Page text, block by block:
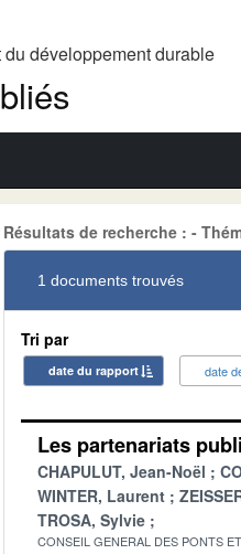
développement durable
Résultats de recherche : -
1 documents trouvés
Tri par
date du rapport date
Les partenariats
CHAPULUT, Jean-Noël
WINTER, Laurent
TROSA, Sylvie
CONSEIL GENERAL DES PONTS